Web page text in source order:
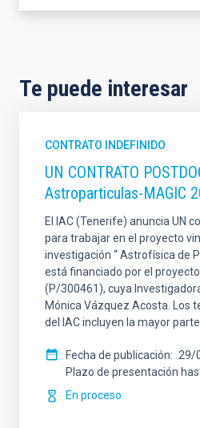
Te puede interesar
CONTRATO INDEFINIDO
UN CONTRATO
Astroparticulas-MAGIC
El IAC (Tenerife) anuncia UN
para trabajar en el proyecto
investigación “ Astrofísica de
está financiado por el proyecto
(P/300461), cuya
Mónica Vázquez Acosta. Los
del IAC incluyen la mayor
Fecha de publicación
29/
Plazo de presentación
En proceso